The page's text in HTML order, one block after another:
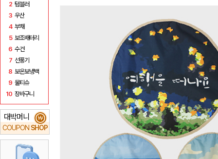
2 텀블러
3 우산
4 부채
5 보조배터리
6 수건
7 선풍기
8 보온보냉백
9 물티슈
10 장바구니
대박머니
COUPON SHOP
₩